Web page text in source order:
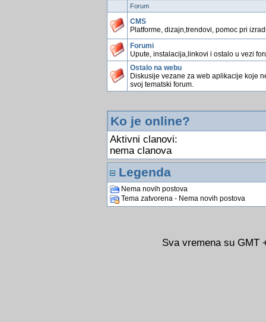
Forum
CMS
Platforme, dizajn,trendovi, pomoc pri
Forumi
Upute, instalacija,linkovi i ostalo u vezi
Ostalo na webu
Diskusije vezane za web aplikacije koje
svoj tematski forum.
Ko je online?
Aktivni clanovi:
nema clanova
Legenda
Nema novih postova
Tema zatvorena - Nema novih postova
Sva vremena su GMT